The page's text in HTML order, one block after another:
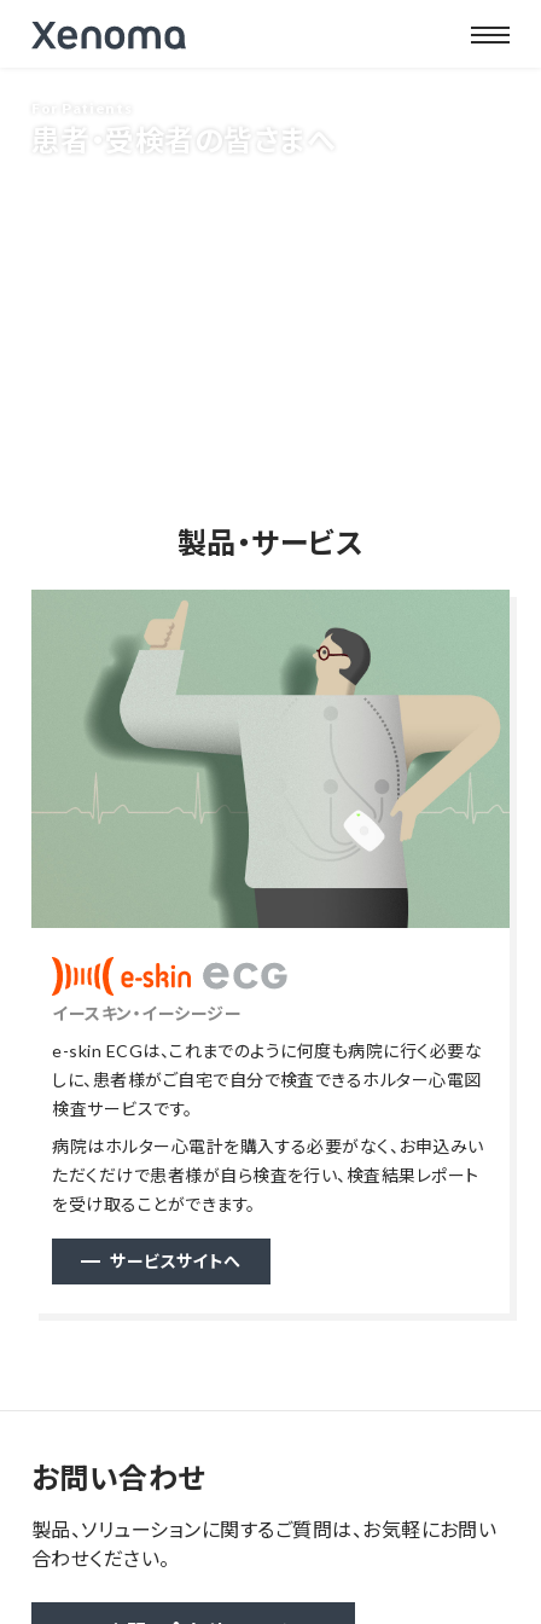
For Patients
患者・受検者の皆さまへ
製品・サービス
イースキン・イーシージー
e-skin ECGは、これまでのように何度も病院に行く必要な
しに、患者様がご自宅で自分で検査できるホルター心電図
検査サービスです。
病院はホルター心電計を購入する必要がなく、お申込みい
ただくだけで患者様が自ら検査を行い、検査結果レポート
を受け取ることができます。
サービスサイトへ
お問い合わせ
製品、ソリューションに関するご質問は、お気軽にお問い
合わせください。